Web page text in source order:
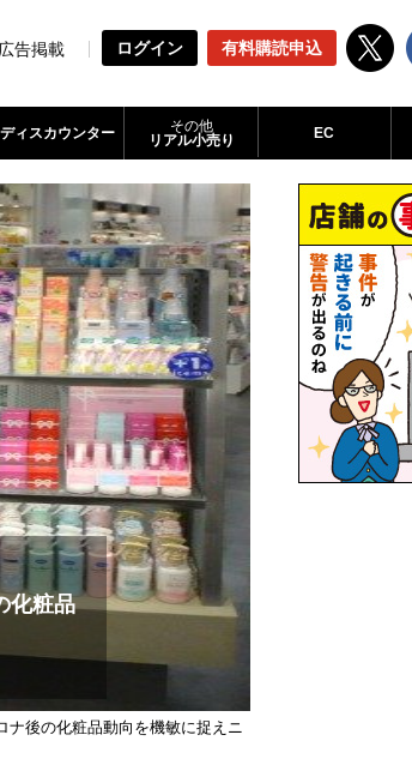
広告掲載 ログイン 有料購読申込
ディスカウンター
その他
リアル小売り
EC
化粧品
後の化粧品動向を機敏に捉えニ